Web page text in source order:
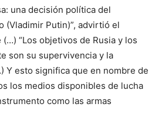
una decisión política del
(Vladimir Putin)”, advirtió el
“Los objetivos de Rusia y los
son su supervivencia y la
Y esto significa que en nombre de
los medios disponibles de lucha
como las armas